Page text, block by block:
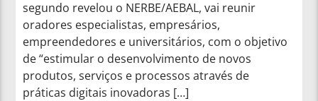
segundo revelou o NERBE/AEBAL, vai reunir
oradores especialistas, empresários,
empreendedores e universitários, com o objetivo
de “estimular o desenvolvimento de novos
produtos, serviços e processos através de
práticas digitais inovadoras […]